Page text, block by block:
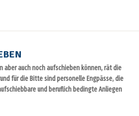
aber auch noch aufschieben können, rät die
für die Bitte sind personelle Engpässe, die
und beruflich bedingte Anliegen